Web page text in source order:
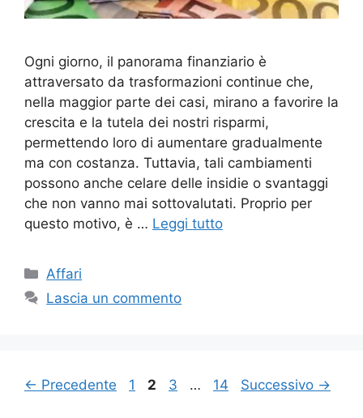
Ogni giorno, il panorama finanziario è
attraversato da trasformazioni continue che,
nella maggior parte dei casi, mirano a favorire la
crescita e la tutela dei nostri risparmi,
permettendo loro di aumentare gradualmente
ma con costanza. Tuttavia, tali cambiamenti
possono anche celare delle insidie o svantaggi
che non vanno mai sottovalutati. Proprio per
questo motivo, è … Leggi tutto
Categorie
Affari
Lascia un commento
← Precedente Pagina
1 Pagina
2 Pagina
3 … Pagina
14 Successivo →